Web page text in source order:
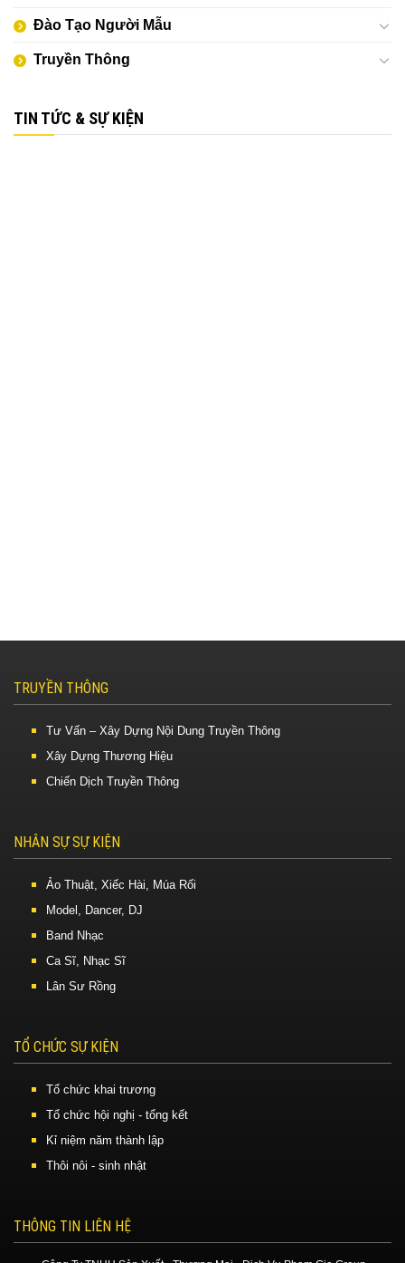
Đào Tạo Người Mẫu
Truyền Thông
TIN TỨC & SỰ KIỆN
TRUYỀN THÔNG
Tư Vấn – Xây Dựng Nội Dung Truyền Thông
Xây Dựng Thương Hiệu
Chiến Dịch Truyền Thông
NHÂN SỰ SỰ KIỆN
Ảo Thuật, Xiếc Hài, Múa Rối
Model, Dancer, DJ
Band Nhạc
Ca Sĩ, Nhạc Sĩ
Lân Sư Rồng
TỔ CHỨC SỰ KIỆN
Tổ chức khai trương
Tổ chức hội nghị - tổng kết
Kỉ niệm năm thành lập
Thôi nôi - sinh nhật
THÔNG TIN LIÊN HỆ